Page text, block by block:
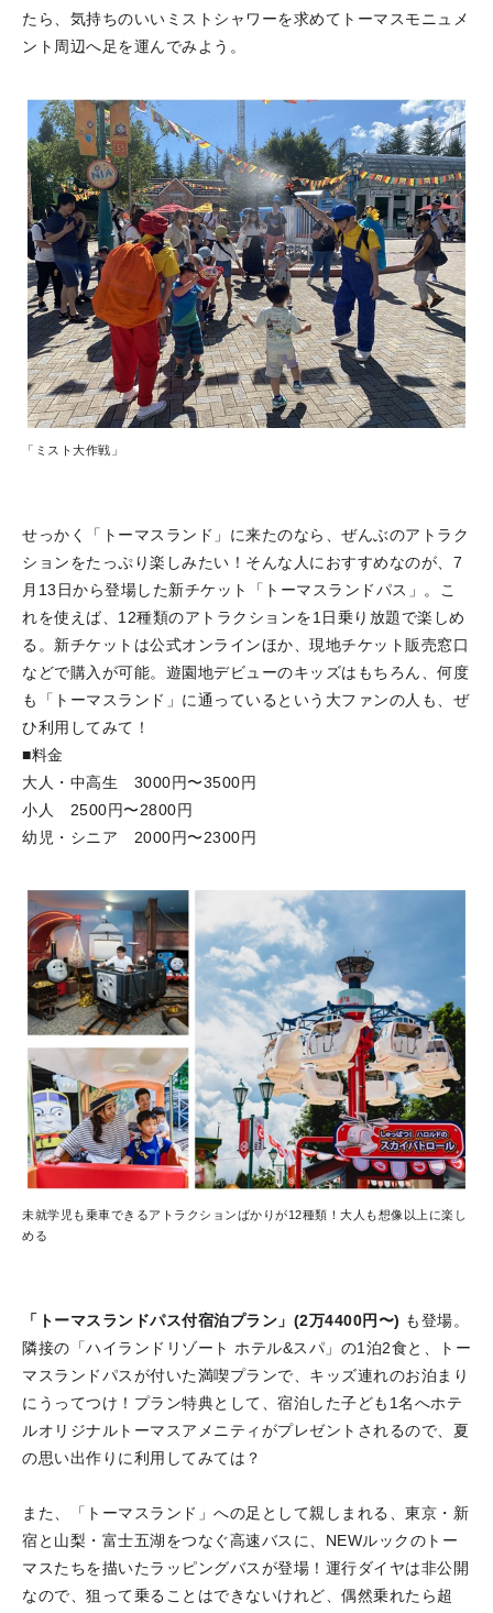
たら、気持ちのいいミストシャワーを求めてトーマスモニュメ
ント周辺へ足を運んでみよう。
「ミスト大作戦」
せっかく「トーマスランド」に来たのなら、ぜんぶのアトラク
ションをたっぷり楽しみたい！そんな人におすすめなのが、7
月13日から登場した新チケット「トーマスランドパス」。こ
れを使えば、12種類のアトラクションを1日乗り放題で楽しめ
る。新チケットは公式オンラインほか、現地チケット販売窓口
などで購入が可能。遊園地デビューのキッズはもちろん、何度
も「トーマスランド」に通っているという大ファンの人も、ぜ
ひ利用してみて！
■料金
大人・中高生 3000円〜3500円
小人 2500円〜2800円
幼児・シニア 2000円〜2300円
未就学児も乗車できるアトラクションばかりが12種類！大人も想像以上に楽し
める
「トーマスランドパス付宿泊プラン」(2万4400円〜) も登場。
隣接の「ハイランドリゾート ホテル&スパ」の1泊2食と、トー
マスランドパスが付いた満喫プランで、キッズ連れのお泊まり
にうってつけ！プラン特典として、宿泊した子ども1名へホテ
ルオリジナルトーマスアメニティがプレゼントされるので、夏
の思い出作りに利用してみては？
また、「トーマスランド」への足として親しまれる、東京・新
宿と山梨・富士五湖をつなぐ高速バスに、NEWルックのトー
マスたちを描いたラッピングバスが登場！運行ダイヤは非公開
なので、狙って乗ることはできないけれど、偶然乗れたら超